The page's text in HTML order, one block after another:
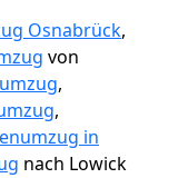
Osnabrück,
von
,
,
in
nach Lowick